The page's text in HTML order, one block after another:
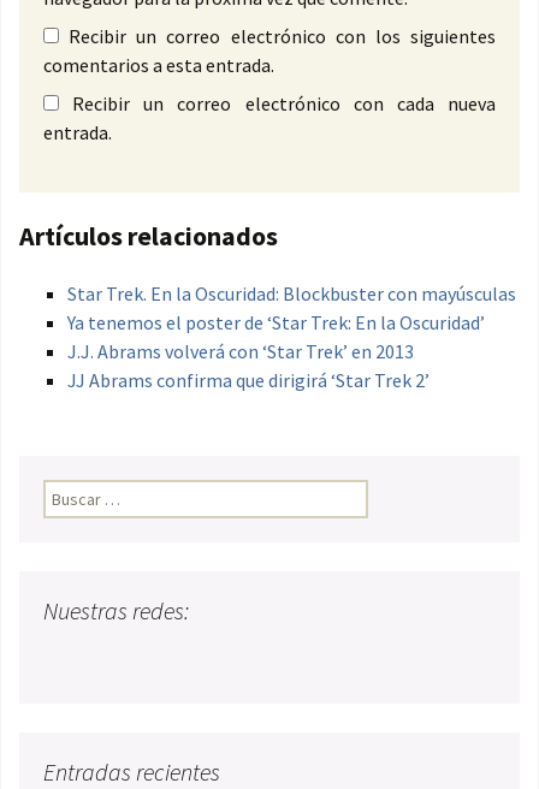
Recibir un correo electrónico con los siguientes
comentarios a esta entrada.
Recibir un correo electrónico con cada nueva
entrada.
Artículos relacionados
Star Trek. En la Oscuridad: Blockbuster con mayúsculas
Ya tenemos el poster de ‘Star Trek: En la Oscuridad’
J.J. Abrams volverá con ‘Star Trek’ en 2013
JJ Abrams confirma que dirigirá ‘Star Trek 2’
Buscar:
Nuestras redes:
Entradas recientes